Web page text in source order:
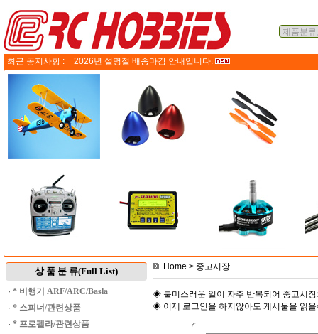
최근 공지사항 : 2026년 설명절 배송마감 안내입니다.
상 품 분 류(Full List)
· * 비행기 ARF/ARC/Basla
· * 스피너/관련상품
· * 프로펠라/관련상품
Home > 중고시장
◈ 불미스러운 일이 자주 반복되어 중고시
◈ 이제 로그인을 하지않아도 게시물을 읽